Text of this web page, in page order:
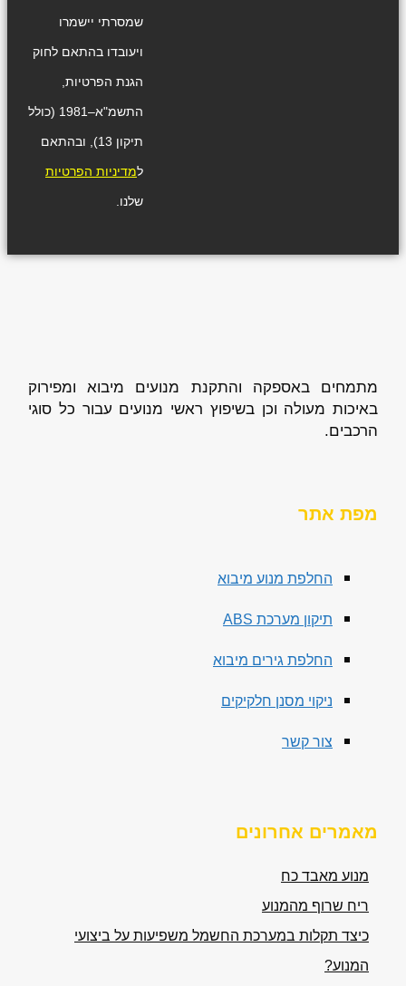
שמסרתי יישמרו
ויעובדו בהתאם לחוק
הגנת הפרטיות,
התשמ"א–1981 (כולל
תיקון 13), ובהתאם
למדיניות הפרטיות
שלנו.
מתמחים באספקה והתקנת מנועים מיבוא ומפירוק
באיכות מעולה וכן בשיפוץ ראשי מנועים עבור כל סוגי
הרכבים.
מפת אתר
החלפת מנוע מיבוא
תיקון מערכת ABS
החלפת גירים מיבוא
ניקוי מסנן חלקיקים
צור קשר
מאמרים אחרונים
מנוע מאבד כח
ריח שרוף מהמנוע
כיצד תקלות במערכת החשמל משפיעות על ביצועי
המנוע?